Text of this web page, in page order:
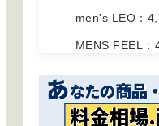
men's LEO：
MENS FEEL：
confidence -
5,000円〜（東
MEN'S WILL